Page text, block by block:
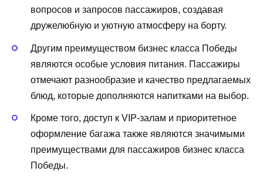
вопросов и запросов пассажиров, создавая
дружелюбную и уютную атмосферу на борту.
Другим преимуществом бизнес класса Победы
являются особые условия питания. Пассажиры
отмечают разнообразие и качество предлагаемых
блюд, которые дополняются напитками на выбор.
Кроме того, доступ к VIP-залам и приоритетное
оформление багажа также являются значимыми
преимуществами для пассажиров бизнес класса
Победы.